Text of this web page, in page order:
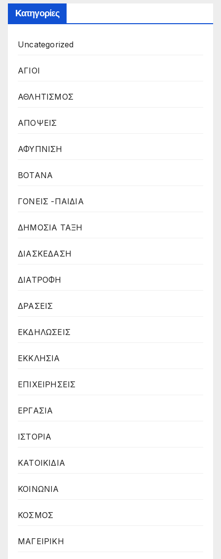
Kατηγορίες
Uncategorized
ΑΓΙΟΙ
ΑΘΛΗΤΙΣΜΟΣ
ΑΠΟΨΕΙΣ
ΑΦΥΠΝΙΣΗ
ΒΟΤΑΝΑ
ΓΟΝΕΙΣ -ΠΑΙΔΙΑ
ΔΗΜΟΣΙΑ ΤΑΞΗ
ΔΙΑΣΚΕΔΑΣΗ
ΔΙΑΤΡΟΦΗ
ΔΡΑΣΕΙΣ
ΕΚΔΗΛΩΣΕΙΣ
ΕΚΚΛΗΣΙΑ
ΕΠΙΧΕΙΡΗΣΕΙΣ
ΕΡΓΑΣΙΑ
ΙΣΤΟΡΙΑ
ΚΑΤΟΙΚΙΔΙΑ
ΚΟΙΝΩΝΙΑ
ΚΟΣΜΟΣ
ΜΑΓΕΙΡΙΚΗ